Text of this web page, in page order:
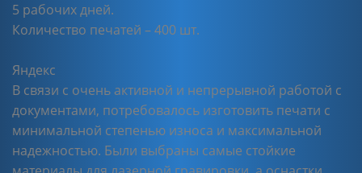
5 рабочих дней.
Количество печатей – 400 шт.
Яндекс
В связи с очень активной и непрерывной работой с
документами, потребовалось изготовить печати с
минимальной степенью износа и максимальной
надежностью. Были выбраны самые стойкие